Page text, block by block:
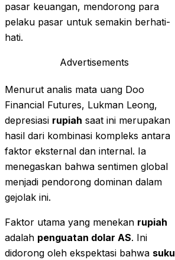
pasar keuangan, mendorong para
pelaku pasar untuk semakin berhati-
hati.
Advertisements
Menurut analis mata uang Doo
Financial Futures, Lukman Leong,
depresiasi rupiah saat ini merupakan
hasil dari kombinasi kompleks antara
faktor eksternal dan internal. Ia
menegaskan bahwa sentimen global
menjadi pendorong dominan dalam
gejolak ini.
Faktor utama yang menekan rupiah
adalah penguatan dolar AS. Ini
didorong oleh ekspektasi bahwa suku